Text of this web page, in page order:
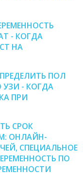
- КОГДА
НА
ПОЛ
УЗИ - КОГДА
ПРИ
СРОК
ОНЛАЙН-
СПЕЦИАЛЬНОЕ
ПО